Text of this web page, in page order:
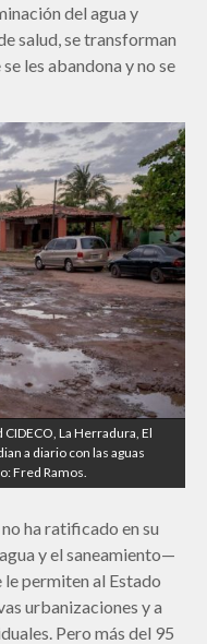
del agua y
salud, se transforman
les abandona y no se
La Herradura, El
a diario con las aguas
Fred Ramos.
ha ratificado en su
y el saneamiento—
permiten al Estado
urbanizaciones y a
Pero más del 95